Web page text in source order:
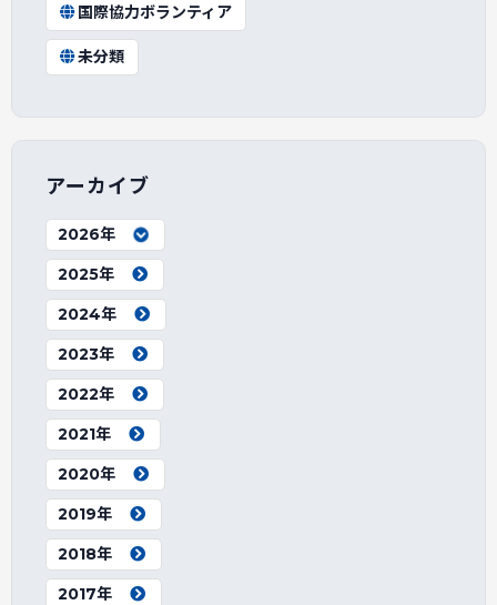
国際協力ボランティア
未分類
アーカイブ
2026年
2025年
2024年
2023年
2022年
2021年
2020年
2019年
2018年
2017年